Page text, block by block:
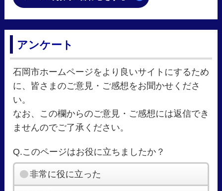
アンケート
石岡市ホームページをより良いサイトにするため
に、皆さまのご意見・ご感想をお聞かせくださ
い。
なお、この欄からのご意見・ご感想には返信でき
ませんのでご了承ください。
Q.このページはお役に立ちましたか？
非常に役に立った